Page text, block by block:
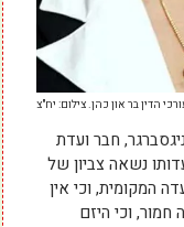
הדין בר און כהן. צילום: יח"צ
חבר ועדת
נשאה צביון של
המקומית, וכי אין
וכי היזם